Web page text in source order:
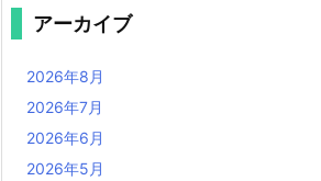
アーカイブ
2026年8月
2026年7月
2026年6月
2026年5月